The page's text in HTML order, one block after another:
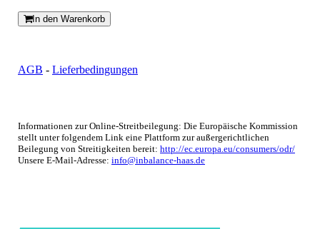
In den Warenkorb
AGB - Lieferbedingungen
Informationen zur Online-Streitbeilegung: Die Europäische Kommission
stellt unter folgendem Link eine Plattform zur außergerichtlichen
Beilegung von Streitigkeiten bereit: http://ec.europa.eu/consumers/odr/
Unsere E-Mail-Adresse: info@inbalance-haas.de